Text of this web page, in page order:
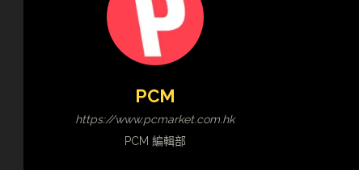
PCM
https://www.pcmarket.com.hk
PCM 編輯部